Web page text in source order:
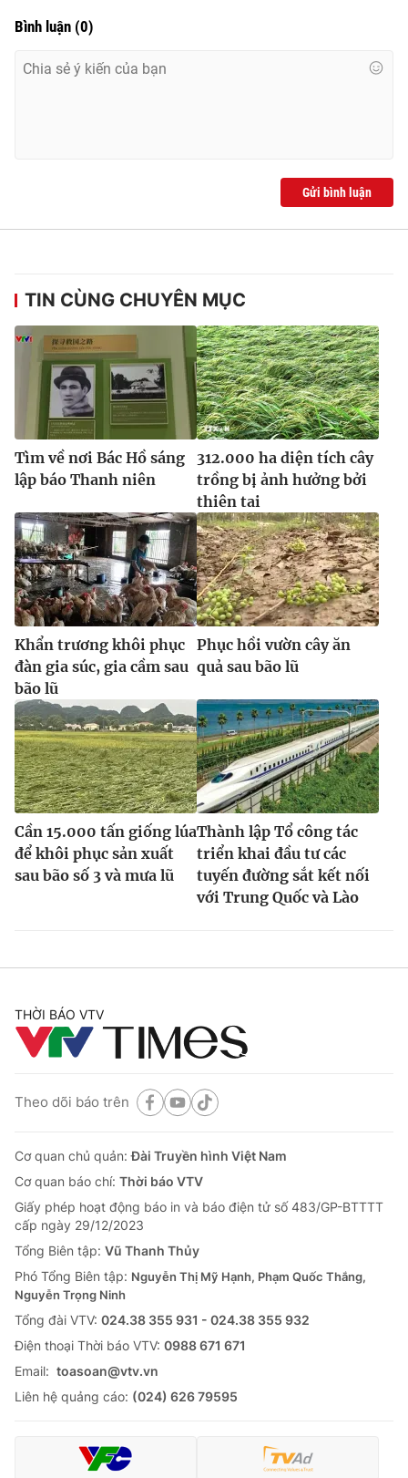
Bình luận (0)
Gửi bình luận
TIN CÙNG CHUYÊN MỤC
Tìm về nơi Bác Hồ sáng
lập báo Thanh niên
312.000 ha diện tích cây
trồng bị ảnh hưởng bởi
thiên tai
Khẩn trương khôi phục
đàn gia súc, gia cầm sau
bão lũ
Phục hồi vườn cây ăn
quả sau bão lũ
Cần 15.000 tấn giống lúa
để khôi phục sản xuất
sau bão số 3 và mưa lũ
Thành lập Tổ công tác
triển khai đầu tư các
tuyến đường sắt kết nối
với Trung Quốc và Lào
THỜI BÁO VTV
Theo dõi báo trên
Cơ quan chủ quản:Đài Truyền hình Việt Nam
Cơ quan báo chí: Thời báo VTV
Giấy phép hoạt động báo in và báo điện tử số 483/GP-BTTTT
cấp ngày 29/12/2023
Tổng Biên tập: Vũ Thanh Thủy
Phó Tổng Biên tập: Nguyễn Thị Mỹ Hạnh, Phạm Quốc Thắng,
Nguyễn Trọng Ninh
Tổng đài VTV: 024.38 355 931 - 024.38 355 932
Ðiện thoại Thời báo VTV: 0988 671 671
Email: toasoan@vtv.vn
Liên hệ quảng cáo: (024) 626 79595